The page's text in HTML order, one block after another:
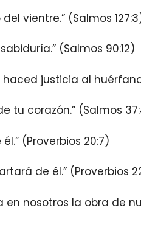
vientre.” (Salmos
(Salmos 90:12)
justicia al
tu corazón.” (Salmos
(Proverbios 20:7)
de él.” (Proverbios
nosotros la obra de